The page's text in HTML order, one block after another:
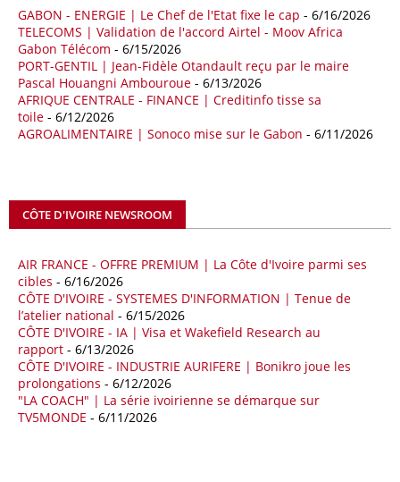
quatre premiers mois de 2025.
09/05/26 ITALIE - LIBYE
Les deux pays veulent accélérer leurs projets gaziers communs, afin
de sécuriser davantage les approvisionnements énergétiques en
Méditerranée, dans un contexte marqué par des tensions
géopolitiques internationales et des perturbations sur le marché
mondial du gaz. Réunis à Rome le jeudi 7 mai, la Première ministre
coopération et les investissements dans le secteur énergétique. Cette
séquence survient alors que Rome cherche à réduire son exposition
18/04/26 ALGERIE - BP
La multinationale BP signe son retour en Algérie où un permis de
prospection d’hydrocarbures dans le bassin oriental lui a été attribué
par l’Agence nationale pour la valorisation des ressources en
hydrocarbures (ALNAFT). L’information rendue publique mercredi 15
avril par l’institution, intervient dans le cadre de sa politique de relance
de l’exploration. Le périmètre concerné se situe dans une zone de
l’est du pays jugée peu explorée malgré son potentiel. BP pourra y
lancer ses premières opérations de prospection sur le terrain portant
GABON - ENERGIE | Le Chef de l'Etat fixe le cap - 6/16/2026
TELECOMS | Validation de l'accord Airtel - Moov Africa
Gabon Télécom - 6/15/2026
PORT-GENTIL | Jean-Fidèle Otandault reçu par le maire
Pascal Houangni Ambouroue - 6/13/2026
AFRIQUE CENTRALE - FINANCE | Creditinfo tisse sa
toile - 6/12/2026
AGROALIMENTAIRE | Sonoco mise sur le Gabon - 6/11/2026
CÔTE D'IVOIRE NEWSROOM
AIR FRANCE - OFFRE PREMIUM | La Côte d'Ivoire parmi ses
cibles - 6/16/2026
CÔTE D'IVOIRE - SYSTEMES D'INFORMATION | Tenue de
l’atelier national - 6/15/2026
CÔTE D'IVOIRE - IA | Visa et Wakefield Research au
rapport - 6/13/2026
CÔTE D'IVOIRE - INDUSTRIE AURIFERE | Bonikro joue les
prolongations - 6/12/2026
"LA COACH" | La série ivoirienne se démarque sur
TV5MONDE - 6/11/2026